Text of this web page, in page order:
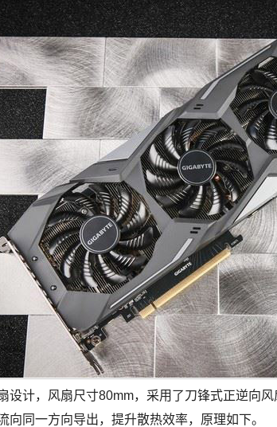
计，风扇尺寸80mm，采用了刀锋式正逆向风
向同一方向导出，提升散热效率，原理如下。